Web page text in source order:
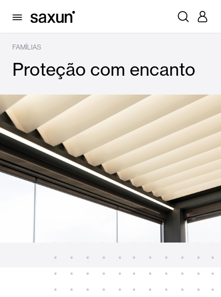
FAMÍLIAS
Proteção com encanto